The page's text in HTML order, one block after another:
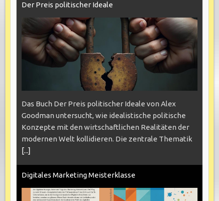
Der Preis politischer Ideale
Das Buch Der Preis politischer Ideale von Alex
Goodman untersucht, wie idealistische politische
Konzepte mit den wirtschaftlichen Realitäten der
modernen Welt kollidieren. Die zentrale Thematik
[...]
Digitales Marketing Meisterklasse